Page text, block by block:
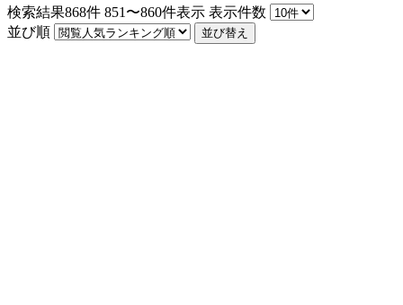
検索結果868件 851〜860件表示 表示件数
並び順
並び替え